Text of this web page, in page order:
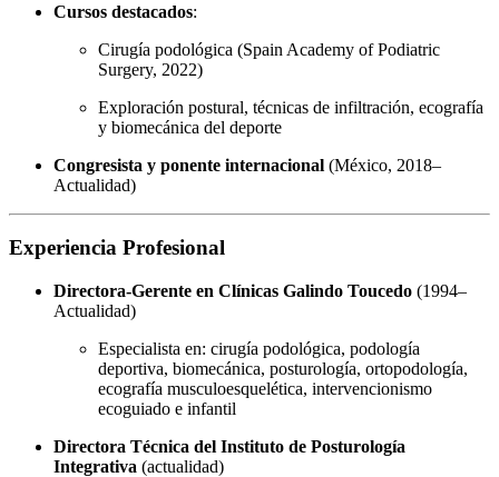
Cursos destacados:
Cirugía podológica (Spain Academy of Podiatric
Surgery, 2022)
Exploración postural, técnicas de infiltración, ecografía
y biomecánica del deporte
Congresista y ponente internacional (México, 2018–
Actualidad)
Experiencia Profesional
Directora-Gerente en Clínicas Galindo Toucedo (1994–
Actualidad)
Especialista en: cirugía podológica, podología
deportiva, biomecánica, posturología, ortopodología,
ecografía musculoesquelética, intervencionismo
ecoguiado e infantil
Directora Técnica del Instituto de Posturología
Integrativa (actualidad)